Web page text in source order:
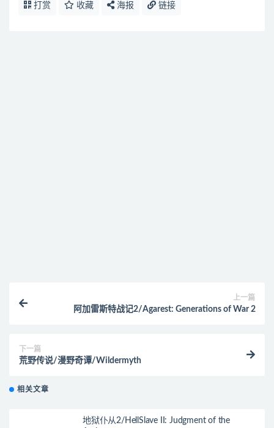
打赏 收藏 海报 链接
上一篇
阿加雷斯特战记2/Agarest: Generations of War 2
下一篇
荒野传说/漫野奇谭/Wildermyth
相关文章
地狱仆从2/HellSlave II: Judgment of the